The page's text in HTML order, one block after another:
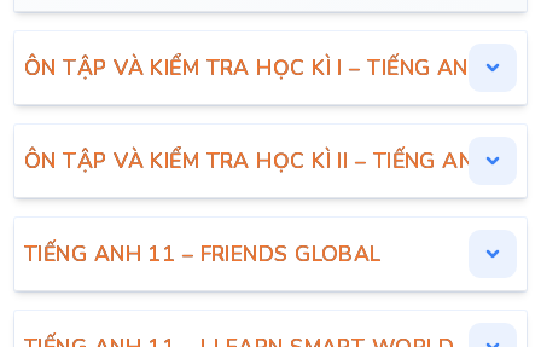
ÔN TẬP VÀ KIỂM TRA HỌC KÌ I – TIẾNG ANH 11
ÔN TẬP VÀ KIỂM TRA HỌC KÌ II – TIẾNG ANH 11
TIẾNG ANH 11 – FRIENDS GLOBAL